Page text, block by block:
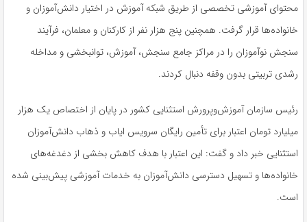
محتوای آموزشی تخصصی از طریق شبکه آموزش در اختیار دانش‌آموزان و
خانواده‌ها قرار گرفت. همچنین پنج هزار نفر از کارکنان و معلمان، فرآیند
سنجش نوآموزان را در مراکز جامع سنجش، آموزش، توانبخشی و مداخله
رشدی تربیتی بدون وقفه دنبال کردند.
رئیس سازمان آموزش‌وپرورش استثنایی کشور در پایان از اختصاص یک هزار
میلیارد تومان اعتبار برای تأمین رایگان سرویس ایاب و ذهاب دانش‌آموزان
استثنایی خبر داد و گفت: این اعتبار با هدف کاهش بخشی از دغدغه‌های
خانواده‌ها و تسهیل دسترسی دانش‌آموزان به خدمات آموزشی پیش‌بینی شده
است.